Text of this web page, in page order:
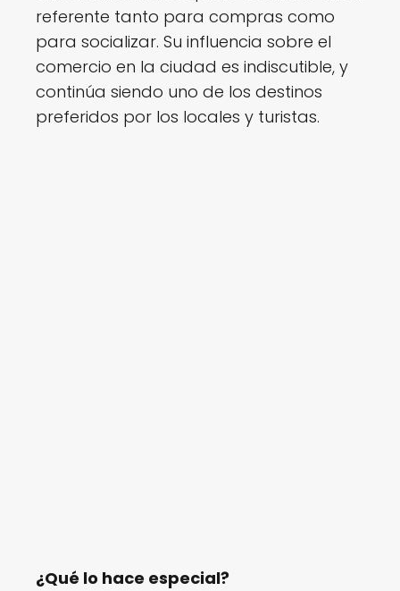
referente tanto para compras como
para socializar. Su influencia sobre el
comercio en la ciudad es indiscutible, y
continúa siendo uno de los destinos
preferidos por los locales y turistas.
¿Qué lo hace especial?